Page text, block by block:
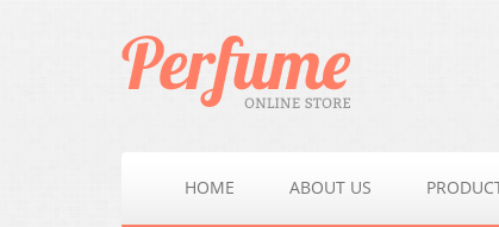
HOME ABOUT US